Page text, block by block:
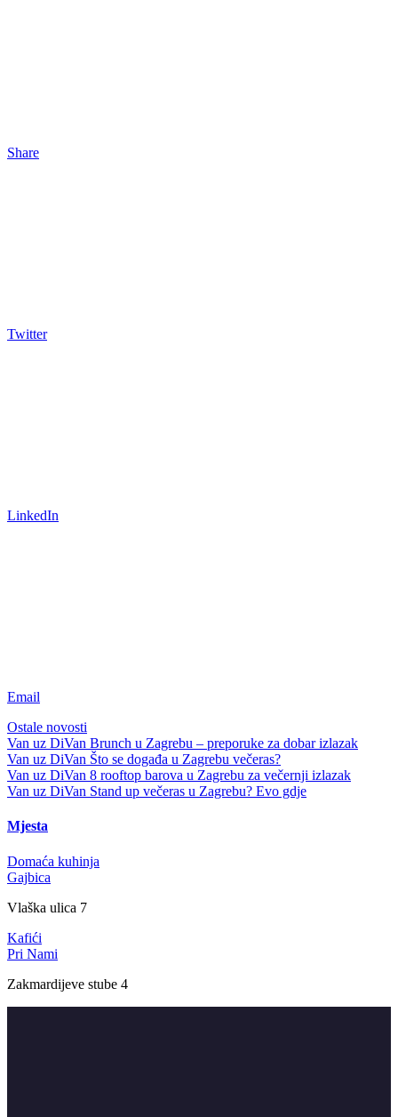
Share
Twitter
LinkedIn
Email
Ostale novosti
Van uz DiVan Brunch u Zagrebu – preporuke za dobar izlazak
Van uz DiVan Što se događa u Zagrebu večeras?
Van uz DiVan 8 rooftop barova u Zagrebu za večernji izlazak
Van uz DiVan Stand up večeras u Zagrebu? Evo gdje
Mjesta
Domaća kuhinja
Gajbica
Vlaška ulica 7
Kafići
Pri Nami
Zakmardijeve stube 4